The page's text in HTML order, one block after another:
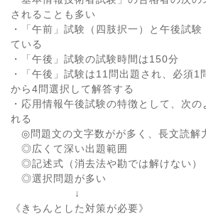
されることも多い
・「午前」試験（四肢択一）と午後試
ている
・「午後」試験の試験時間は150分
・「午後」試験は11問出題され、必須1
から4問選択して解答する
・応用情報午後試験の特徴として、次
れる
◎問題文の文字数がが多く、長文読解
◎広くて深い出題範囲
◎記述式（消去法や勘では解けない）
◎選択問題が多い
↓
《きちんとした対策が必要》